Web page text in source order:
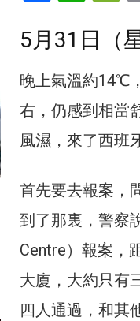
5月31日（
晚上氣溫約14℃
右，仍感到相當
風濕，來了西班
首先要去報案，
到了那裏，警察
Centre）報案，
大廈，大約只有
四人通過，和其